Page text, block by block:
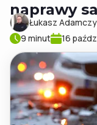
Szkoda na
Poradniki
O nas
naprawy
Łukasz
9 minut
16